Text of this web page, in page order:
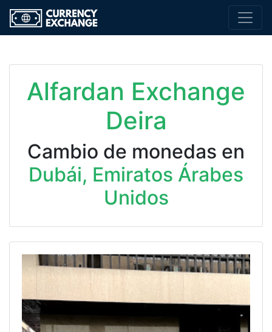
Alfardan Exchange
Deira
Cambio de monedas en
Dubái, Emiratos Árabes
Unidos